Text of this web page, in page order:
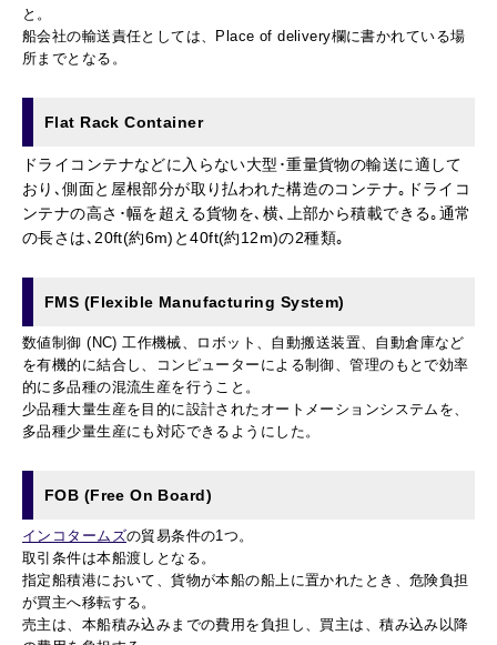
と。
船会社の輸送責任としては、Place of delivery欄に書かれている場
所までとなる。
Flat Rack Container
ドライコンテナなどに入らない大型･重量貨物の輸送に適して
おり､側面と屋根部分が取り払われた構造のコンテナ｡ドライコ
ンテナの高さ･幅を超える貨物を､横､上部から積載できる｡通常
の長さは､20ft(約6m)と40ft(約12m)の2種類｡
FMS (Flexible Manufacturing System)
数値制御 (NC) 工作機械、ロボット、自動搬送装置、自動倉庫など
を有機的に結合し、コンピューターによる制御、管理のもとで効率
的に多品種の混流生産を行うこと。
少品種大量生産を目的に設計されたオートメーションシステムを、
多品種少量生産にも対応できるようにした。
FOB (Free On Board)
インコタームズの貿易条件の1つ。
取引条件は本船渡しとなる。
指定船積港において、貨物が本船の船上に置かれたとき、危険負担
が買主へ移転する。
売主は、本船積み込みまでの費用を負担し、 買主は、積み込み以降